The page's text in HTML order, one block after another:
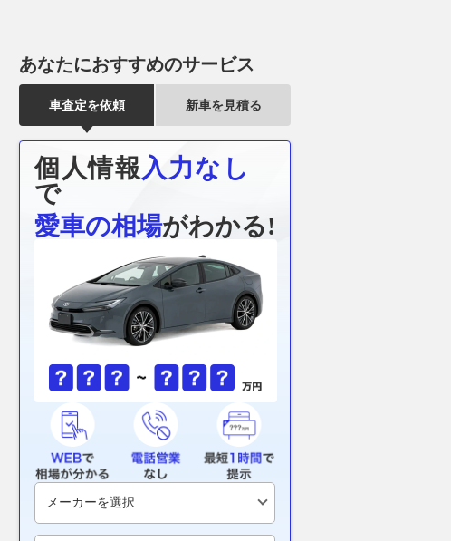
あなたにおすすめのサービス
車査定を依頼 新車を見積る
個人情報 入力なし
で
愛車の相場がわかる!